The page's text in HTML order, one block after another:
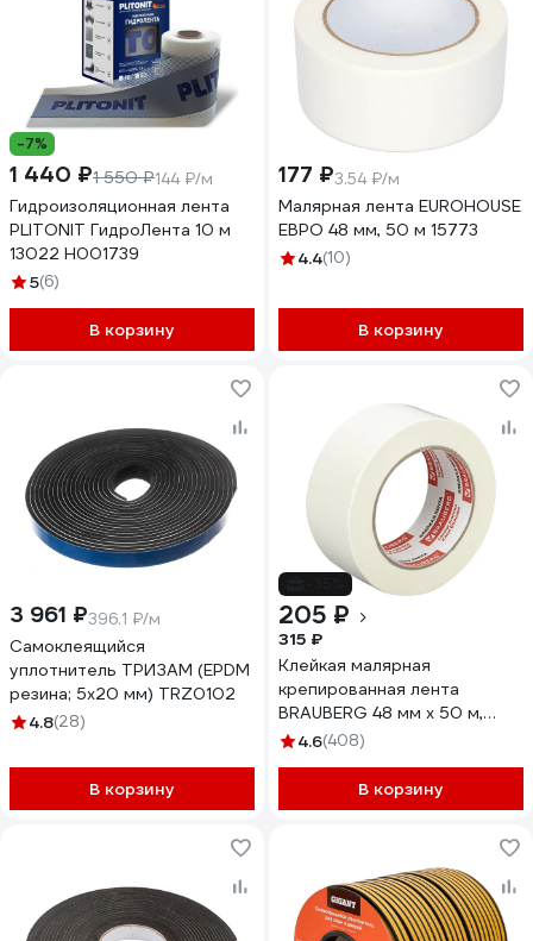
-7%
1 440 ₽1 550 ₽144 ₽/м
Гидроизоляционная лента
PLITONIT ГидроЛента 10 м
13022 Н001739
5(6)
В корзину
177 ₽3.54 ₽/м
Малярная лента EUROHOUSE
ЕВРО 48 мм, 50 м 15773
4.4(10)
В корзину
3 961 ₽396.1 ₽/м
Самоклеящийся
уплотнитель ТРИЗАМ (EPDM
резина; 5х20 мм) TRZ0102
4.8(28)
В корзину
205 ₽
315 ₽
Клейкая малярная
крепированная лента
BRAUBERG 48 мм х 50 м,
реальная длина,
4.6(408)
В корзину